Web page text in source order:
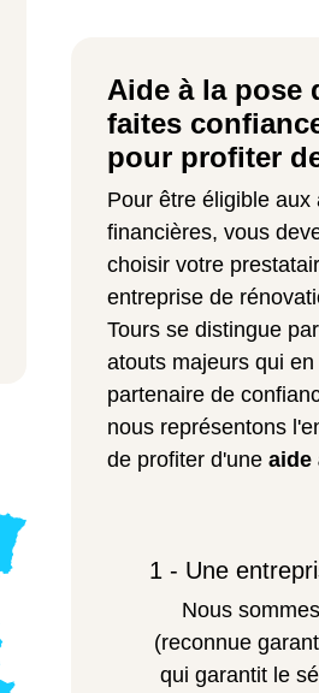
Aide à la pose
faites
pour profiter
Pour être éligible aux
financières, vous
choisir votre
entreprise de
Tours se distingue
atouts majeurs qui en
partenaire de
nous représentons
de profiter d'une aide
1 - Une
Nous
(reconnue
qui garantit le